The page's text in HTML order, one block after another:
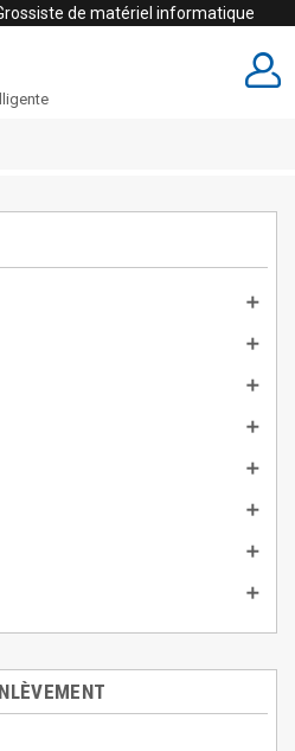
de matériel informatique







